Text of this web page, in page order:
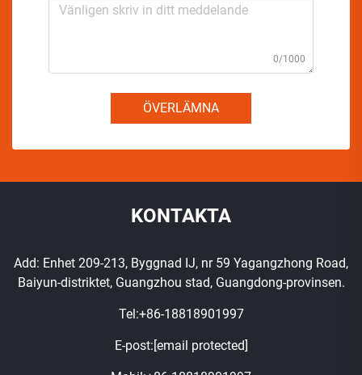
0/1000
ÖVERLÄMNA
KONTAKTA
Add: Enhet 209-213, Byggnad IJ, nr 59 Yagangzhong Road,
Baiyun-distriktet, Guangzhou stad, Guangdong-provinsen.
Tel:+86-18818901997
E-post: [email protected]